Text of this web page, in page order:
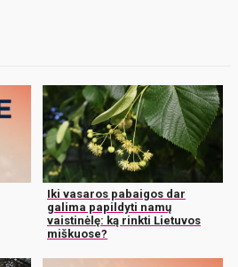
Iki vasaros pabaigos dar
galima papildyti namų
vaistinėlę: ką rinkti Lietuvos
miškuose?